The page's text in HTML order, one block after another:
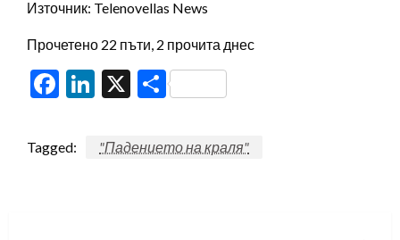
Източник: Telenovellas News
Прочетено 22 пъти, 2 прочита днес
Facebook
LinkedIn
X Share
Tagged: "Падението на краля"